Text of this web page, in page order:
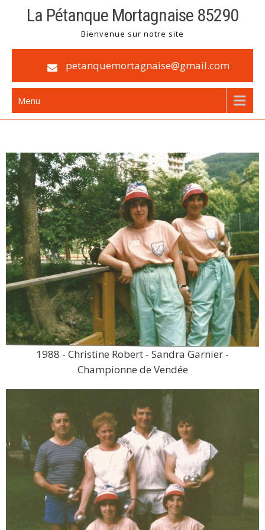
La Pétanque Mortagnaise 85290
Bienvenue sur notre site
petanquemortagnaise@gmail.com
Menu
1988 - Christine Robert - Sandra Garnier -
Championne de Vendée